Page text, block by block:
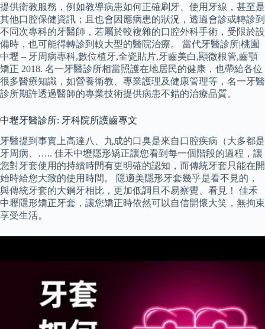
提供衛教服務，例如教導病患如何正確刷牙、使用牙線，甚至是
其他口腔保健資訊；且也會因應病患的狀況，透過會診或轉診到
不同次專科的牙醫師，若屬於較複雜的口腔外科手術，受限於設
備時，也可能得轉診到較大型的醫院治療。 當代牙醫診所|桃園
中壢 – 牙周病專科,數位植牙,全瓷貼片,牙齒美白,顯微根管,齒顎
矯正 2018. 名一牙醫診所相當照護在地居民的健康，也帶給各位
很多醫療知識，如營養衛教、專業護理及健康管理等，名一牙醫
診所期許透過醫師的專業技術提供病患不錯的治療品質。
中壢牙醫診所: 牙科院所護齒專文
牙醫提到事實上高達八、九成的口臭是來自口腔疾病（大多都是
牙周病、….. 佳禾中壢隱形矯正讓您看到每一個階段的過程，讓
您對牙套使用的持續時間有更明確的認知，而傳統牙套只能在開
始時給您大致的使用時間。 隱適美隱形牙套幾乎是看不見的，
與傳統牙套的大鋼牙相比，更加低調且不易察覺、看見！ 佳禾
中壢隱形矯正牙套，讓您矯正時依然可以自信開懷大笑，無拘束
享受生活。